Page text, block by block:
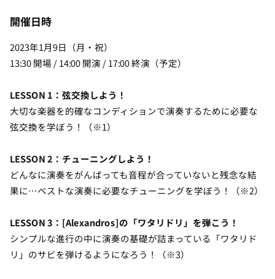
開催日時
2023年1月9日（月・祝）
13:30 開場 / 14:00 開演 / 17:00 終演（予定）
LESSON 1：弦交換しよう！
大切な楽器を的確なコンディションで演奏するために必要な
弦交換を学ぼう！（※1）
LESSON 2：チューニングしよう！
どんなに演奏をがんばっても音程が合っていないと残念な結
果に…ベストな演奏に必要なチューニングを学ぼう！（※2）
LESSON 3：[Alexandros]の「ワタリドリ」を弾こう！
シンプルな進行の中に演奏の基礎が詰まっている「ワタリド
リ」のサビを弾けるようになろう！（※3）